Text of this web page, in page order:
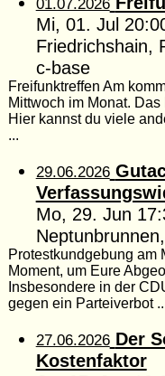
01.07.2026
Mi, 01. Jul
Friedrichshain,
c-base
Freifunktreffen Am
Mittwoch im Monat.
Hier kannst du viele
...
29.06.2026
Mo, 29. Jun
Protestkundgebung am
Moment, um Eure
Insbesondere in der
gegen ein Parteiverbot
27.06.2026 Der
Kostenfaktor